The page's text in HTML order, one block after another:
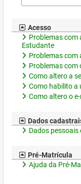
Acesso
Problemas com
Estudante
Problemas com
Problemas com
Como altero a
Como habilito a
Como altero o
Dados
Dados
Pré-Matrícula
Ajuda da Pré-